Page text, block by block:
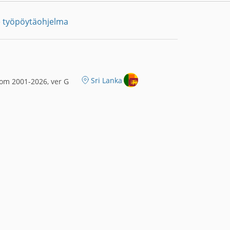
työpöytäohjelma
2001-2026, ver G Sri Lanka